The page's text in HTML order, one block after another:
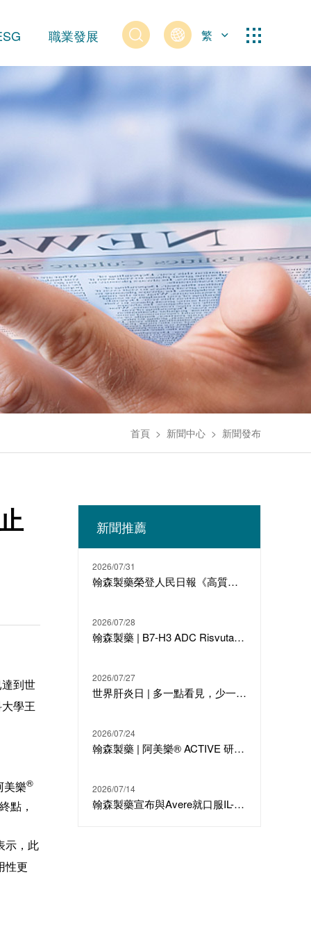
繁 
職業發展
首頁 > 新聞中心 > 新聞發布
到世
學王
美樂®
點，
示，此
性更
新聞推薦
2026/07/31
翰森製藥榮登人民日報《高質量發展故事匯》
2026/07/28
翰森製藥 | B7-H3 ADC Risvutatug Rezetecan（HS-20093）骨肉瘤III期臨床ARTEMIS-011達到IRC-PFS主要終點
2026/07/27
世界肝炎日 | 多一點看見，少一點偏見，科學治療才是打敗乙肝的最強答案
2026/07/24
翰森製藥 | 阿美樂® ACTIVE 研究在線發表於國際期刊 JTO
2026/07/14
翰森製藥宣布與Avere就口服IL-23候選分子HS-20118達成許可合作及戰略投資